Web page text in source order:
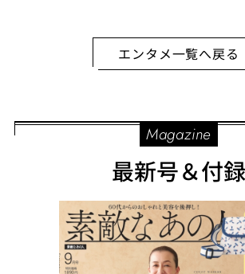
エンタメ一覧へ戻る
Magazine
最新号＆付録